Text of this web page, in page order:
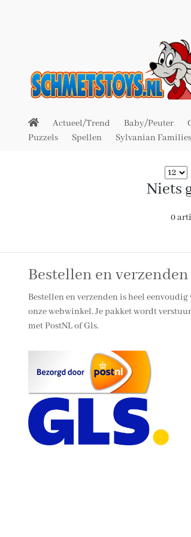
Actueel/Trend Baby/Peuter
Puzzels
Spellen Sylvanian Families
Niets
0
Bestellen en verzenden
Bestellen en verzenden is heel eenvoudig
onze webwinkel. Je pakket wordt
met PostNL of Gls.